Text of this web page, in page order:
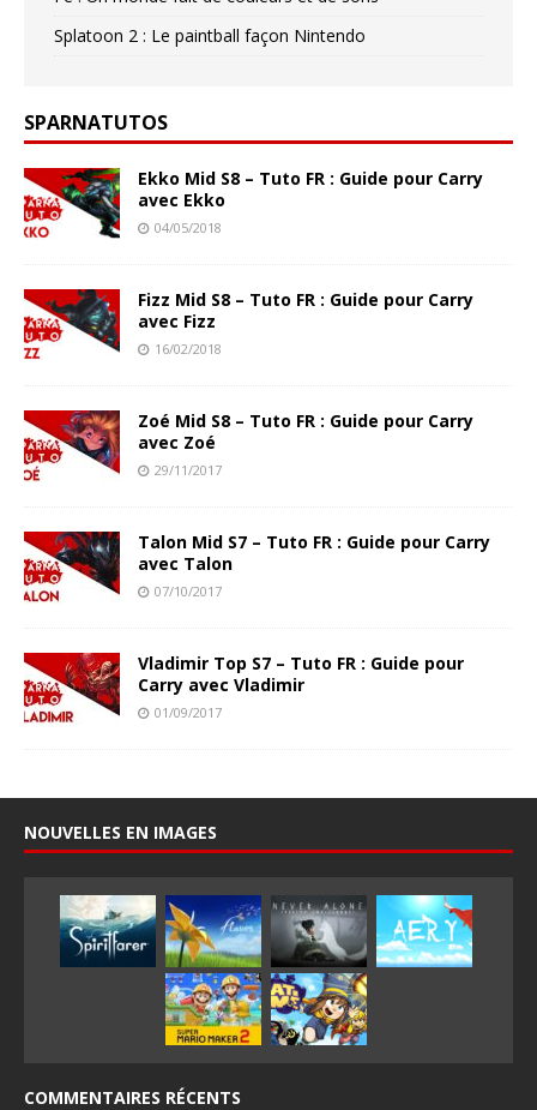
Splatoon 2 : Le paintball façon Nintendo
SPARNATUTOS
Ekko Mid S8 – Tuto FR : Guide pour Carry
avec Ekko
04/05/2018
Fizz Mid S8 – Tuto FR : Guide pour Carry
avec Fizz
16/02/2018
Zoé Mid S8 – Tuto FR : Guide pour Carry
avec Zoé
29/11/2017
Talon Mid S7 – Tuto FR : Guide pour Carry
avec Talon
07/10/2017
Vladimir Top S7 – Tuto FR : Guide pour
Carry avec Vladimir
01/09/2017
NOUVELLES EN IMAGES
COMMENTAIRES RÉCENTS